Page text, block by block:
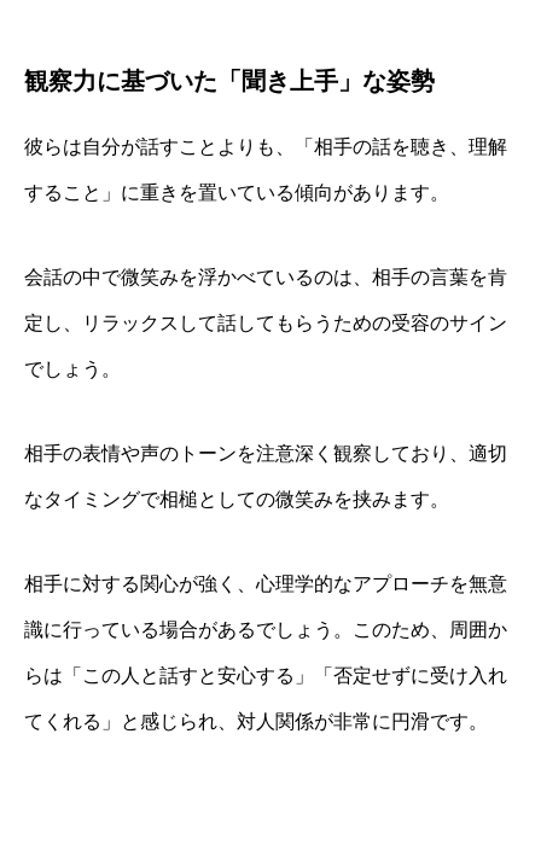
観察力に基づいた「聞き上手」な姿勢
彼らは自分が話すことよりも、「相手の話を聴き、理解
すること」に重きを置いている傾向があります。
会話の中で微笑みを浮かべているのは、相手の言葉を肯
定し、リラックスして話してもらうための受容のサイン
でしょう。
相手の表情や声のトーンを注意深く観察しており、適切
なタイミングで相槌としての微笑みを挟みます。
相手に対する関心が強く、心理学的なアプローチを無意
識に行っている場合があるでしょう。このため、周囲か
らは「この人と話すと安心する」「否定せずに受け入れ
てくれる」と感じられ、対人関係が非常に円滑です。